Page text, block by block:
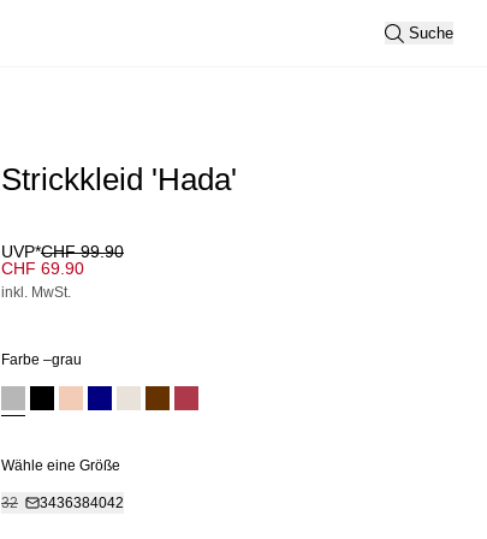
Suche
Strickkleid 'Hada'
UVP*CHF 99.90
CHF 69.90
inkl. MwSt.
Farbe –grau
Wähle eine Größe
32 3436384042